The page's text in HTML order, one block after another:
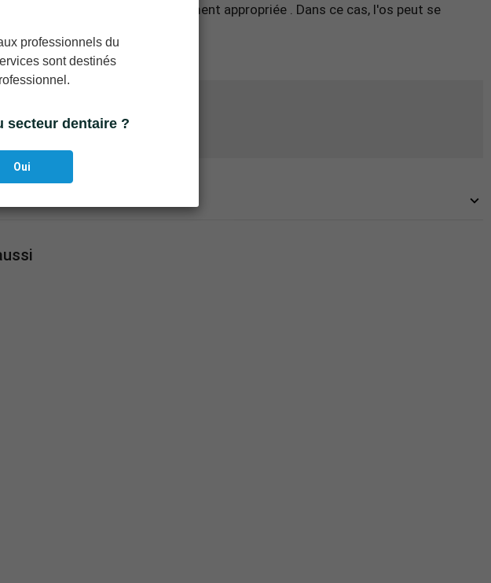
peut s'avérer particulièrement appropriée . Dans ce cas, l'os peut se
osseux
professionnels du
sont destinés
secteur dentaire ?
Oui